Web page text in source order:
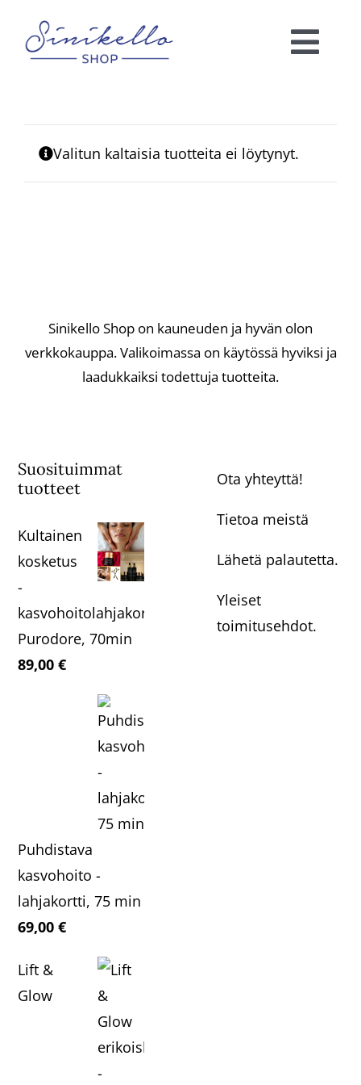
content
KAUNEUSHOITOLA
Valitun kaltaisia tuotteita ei löytynyt.
Sinikello Shop on kauneuden ja hyvän olon
verkkokauppa. Valikoimassa on käytössä hyviksi ja
laadukkaiksi todettuja tuotteita.
Suosituimmat
tuotteet
Kultainen
kosketus
-
kasvohoitolahjakortti,
Purodore, 70min
89,00€
Puhdistava
kasvohoito -
lahjakortti, 75 min
69,00€
Lift &
Glow
Ota yhteyttä!
Tietoa meistä
Lähetä palautetta.
Yleiset
toimitusehdot.